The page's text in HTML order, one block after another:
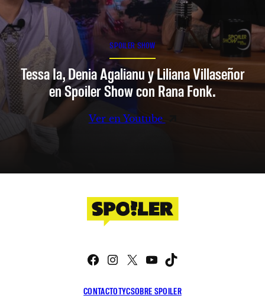
SPOILER SHOW
Tessa Ia, Denia Agalianu y Liliana Villaseñor
en Spoiler Show con Rana Fonk.
Ver en Youtube
CONTACTOTYCSOBRE SPOILER
Facebook
Instagram
X YouTube